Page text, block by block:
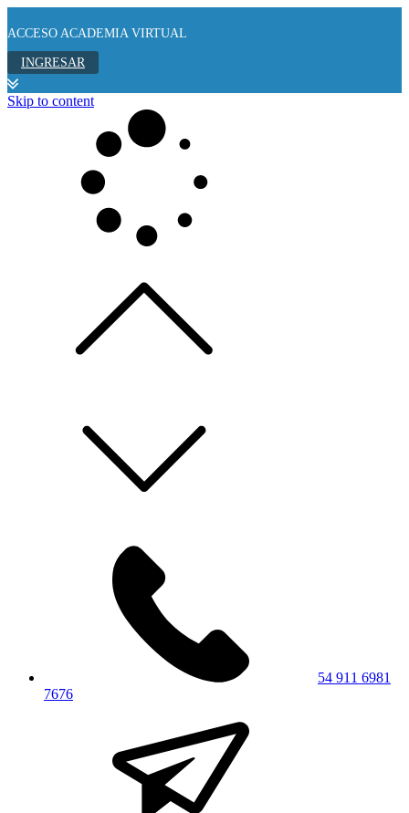
ACCESO ACADEMIA VIRTUAL
INGRESAR
Skip to content
54 911 6981
7676